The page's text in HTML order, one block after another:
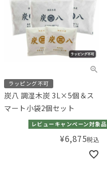
ラッピング不可
炭八 調湿木炭 3L×5個＆ス
マート小袋2個セット
レビューキャンペーン対象品
¥6,875税込